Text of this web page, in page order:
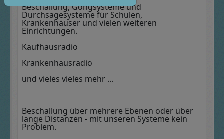
Beschallung, Gongsysteme und
Durchsagesysteme für Schulen,
Krankenhäuser und vielen weiteren
Einrichtungen.
Kaufhausradio
Krankenhausradio
und vieles vieles mehr ...
Beschallung über mehrere Ebenen oder über
lange Distanzen - mit unseren Systeme kein
Problem.